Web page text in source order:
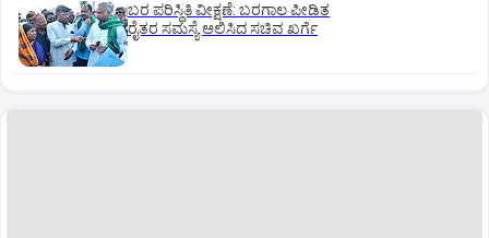
ಬರ ಪರಿಸ್ಥಿತಿ ವೀಕ್ಷಣೆ: ಬರಗಾಲ ಪೀಡಿತ
ರೈತರ ಸಮಸ್ಯೆ ಆಲಿಸಿದ ಸಚಿವ ಖರ್ಗೆ